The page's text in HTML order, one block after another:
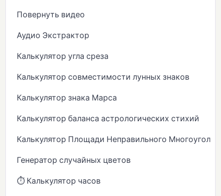
Повернуть видео
Аудио Экстрактор
Калькулятор угла среза
Калькулятор совместимости лунных знаков
Калькулятор знака Марса
Калькулятор баланса астрологических стихий
Калькулятор Площади Неправильного
Генератор случайных цветов
⏱️ Калькулятор часов